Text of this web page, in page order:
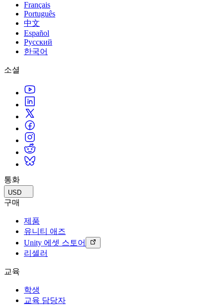
Français
Português
中文
Español
Русский
한국어
소셜
통화
USD
구매
제품
유니티 애즈
Unity 에셋 스토어
리셀러
교육
학생
교육 담당자